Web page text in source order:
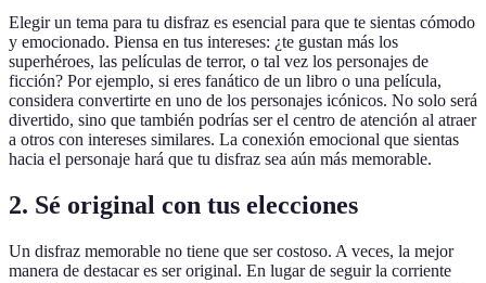
Elegir un tema para tu disfraz es esencial para que te sientas cómodo
y emocionado. Piensa en tus intereses: ¿te gustan más los
superhéroes, las películas de terror, o tal vez los personajes de
ficción? Por ejemplo, si eres fanático de un libro o una película,
considera convertirte en uno de los personajes icónicos. No solo será
divertido, sino que también podrías ser el centro de atención al atraer
a otros con intereses similares. La conexión emocional que sientas
hacia el personaje hará que tu disfraz sea aún más memorable.
2. Sé original con tus elecciones
Un disfraz memorable no tiene que ser costoso. A veces, la mejor
manera de destacar es ser original. En lugar de seguir la corriente